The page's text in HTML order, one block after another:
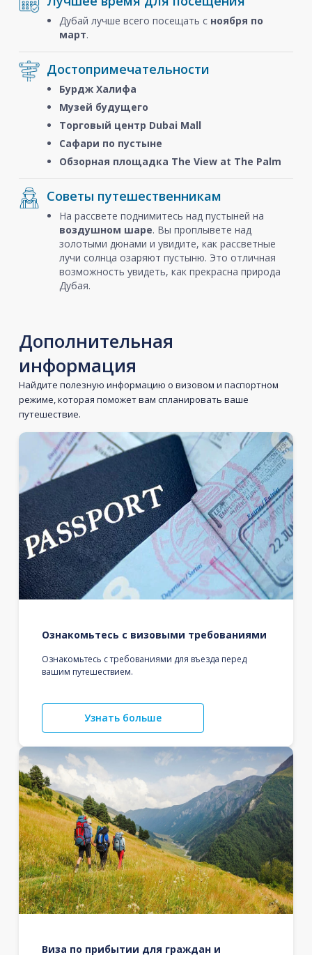
Дубай лучше всего посещать с ноября по
март.
Достопримечательности
Бурдж Халифа
Музей будущего
Торговый центр Dubai Mall
Сафари по пустыне
Обзорная площадка The View at The Palm
Советы путешественникам
На рассвете поднимитесь над пустыней на
воздушном шаре. Вы проплывете над
золотыми дюнами и увидите, как рассветные
лучи солнца озаряют пустыню. Это отличная
возможность увидеть, как прекрасна природа
Дубая.
Дополнительная
информация
Найдите полезную информацию о визовом и паспортном
режиме, которая поможет вам спланировать ваше
путешествие.
Ознакомьтесь с визовыми требованиями
Ознакомьтесь с требованиями для въезда перед
вашим путешествием.
Узнать больше
Виза по прибытии для граждан и